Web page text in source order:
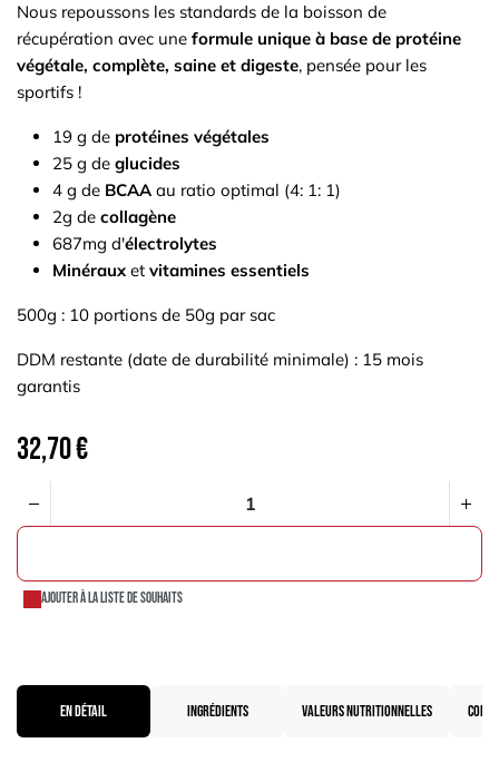
Nous repoussons les standards de la boisson de
récupération avec une formule unique à base de protéine
végétale, complète, saine et digeste, pensée pour les
sportifs !
19 g de protéines végétales
25 g de glucides
4 g de BCAA au ratio optimal (4: 1: 1)
2g de collagène
687mg d'électrolytes
Minéraux et vitamines essentiels
500g : 10 portions de 50g par sac
DDM restante (date de durabilité minimale) : 15 mois
garantis
32,70€
Ajouter à la liste de souhaits
EN DÉTAIL INGRÉDIENTS VALEURS NUTRITIONNELLES